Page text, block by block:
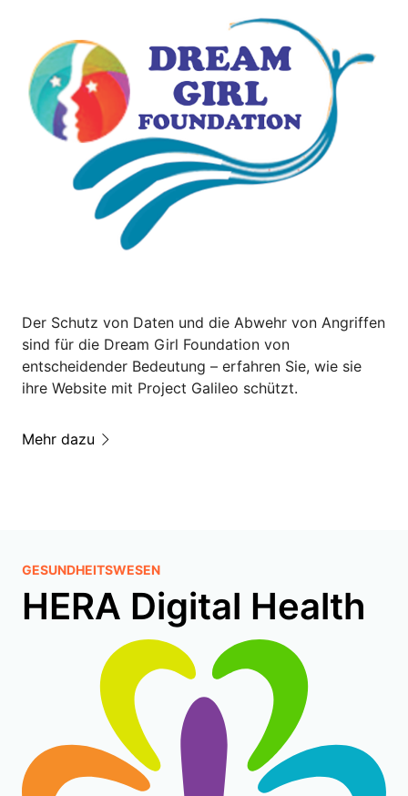
Der Schutz von Daten und die Abwehr von Angriffen
sind für die Dream Girl Foundation von
entscheidender Bedeutung – erfahren Sie, wie sie
ihre Website mit Project Galileo schützt.
Mehr dazu
GESUNDHEITSWESEN
HERA Digital Health